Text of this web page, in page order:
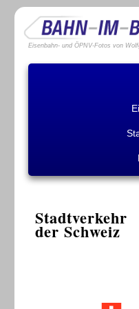
Eisenbahn- und ÖPNV-Fotos von
der Schweiz